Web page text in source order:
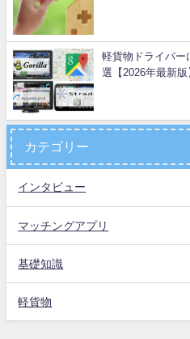
軽貨物ドライバー
選【2026年最新版
カテゴリー
インタビュー
マッチングアプリ
基礎知識
軽貨物